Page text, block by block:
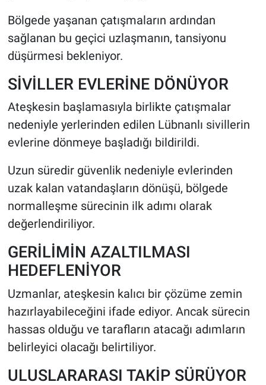
Bölgede yaşanan çatışmaların ardından
sağlanan bu geçici uzlaşmanın, tansiyonu
düşürmesi bekleniyor.
SİVİLLER EVLERİNE DÖNÜYOR
Ateşkesin başlamasıyla birlikte çatışmalar
nedeniyle yerlerinden edilen Lübnanlı sivillerin
evlerine dönmeye başladığı bildirildi.
Uzun süredir güvenlik nedeniyle evlerinden
uzak kalan vatandaşların dönüşü, bölgede
normalleşme sürecinin ilk adımı olarak
değerlendiriliyor.
GERİLİMİN AZALTILMASI
HEDEFLENİYOR
Uzmanlar, ateşkesin kalıcı bir çözüme zemin
hazırlayabileceğini ifade ediyor. Ancak sürecin
hassas olduğu ve tarafların atacağı adımların
belirleyici olacağı belirtiliyor.
ULUSLARARASI TAKİP SÜRÜYOR